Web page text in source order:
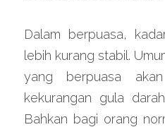
Dalam berpuasa,
lebih kurang stabil.
yang berpuasa
kekurangan gula
Bahkan bagi orang